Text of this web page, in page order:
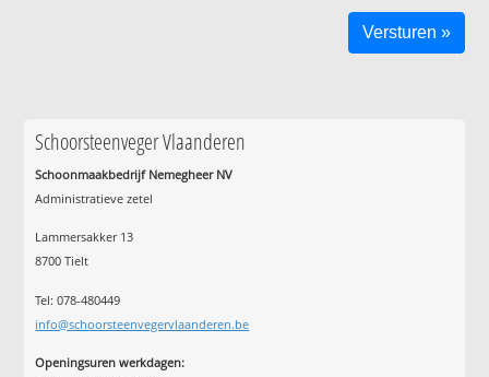
Schoorsteenveger Vlaanderen
Schoonmaakbedrijf Nemegheer NV
Administratieve zetel
Lammersakker 13
8700 Tielt
Tel: 078-480449
info@schoorsteenvegervlaanderen.be
Openingsuren werkdagen: